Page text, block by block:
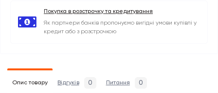
Покупка в розстрочку та кредитування
Як партнери банків пропонуємо вигідні умови купівлі у
кредит або з розстрочкою
Опис товару Відгуків 0 Питання 0